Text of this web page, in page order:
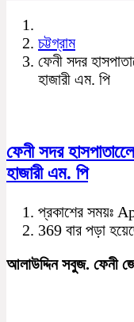
চট্টগ্রাম
ফেনী সদর
হাজারী এম. পি
ফেনী সদর
হাজারী এম. পি
প্রকাশের সময়ঃ
369 বার পড়া
আলাউদ্দিন সবুজ. ফেনী